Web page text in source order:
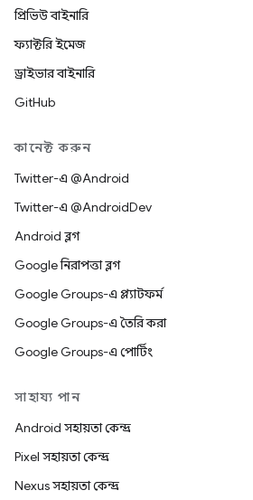
প্রিভিউ বাইনারি
ফ্যাক্টরি ইমেজ
ড্রাইভার বাইনারি
GitHub
কানেক্ট করুন
Twitter-এ @Android
Twitter-এ @AndroidDev
Android ব্লগ
Google নিরাপত্তা ব্লগ
Google Groups-এ প্ল্যাটফর্ম
Google Groups-এ তৈরি করা
Google Groups-এ পোর্টিং
সাহায্য পান
Android সহায়তা কেন্দ্র
Pixel সহায়তা কেন্দ্র
Nexus সহায়তা কেন্দ্র